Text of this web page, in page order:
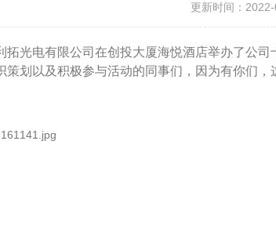
更新时间：
拓光电有限公司在创投大厦海悦酒店举办了公
划以及积极参与活动的同事们，因为有你们